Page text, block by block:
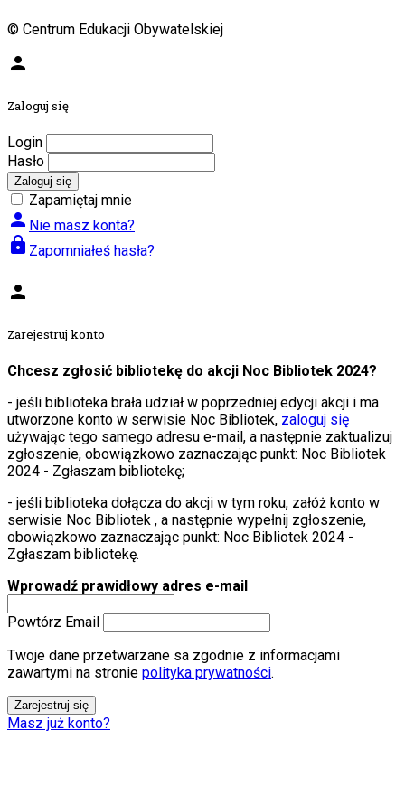
© Centrum Edukacji Obywatelskiej
person
Zaloguj się
Login
Hasło
Zaloguj się
Zapamiętaj mnie
person Nie masz konta?
lock Zapomniałeś hasła?
person
Zarejestruj konto
Chcesz zgłosić bibliotekę do akcji Noc Bibliotek 2024?
- jeśli biblioteka brała udział w poprzedniej edycji akcji i ma
utworzone konto w serwisie Noc Bibliotek, zaloguj się
używając tego samego adresu e-mail, a następnie zaktualizuj
zgłoszenie, obowiązkowo zaznaczając punkt: Noc Bibliotek
2024 - Zgłaszam bibliotekę;
- jeśli biblioteka dołącza do akcji w tym roku, załóż konto w
serwisie Noc Bibliotek , a następnie wypełnij zgłoszenie,
obowiązkowo zaznaczając punkt: Noc Bibliotek 2024 -
Zgłaszam bibliotekę.
Wprowadź prawidłowy adres e-mail
Powtórz Email
Twoje dane przetwarzane sa zgodnie z informacjami
zawartymi na stronie polityka prywatności.
Zarejestruj się
Masz już konto?